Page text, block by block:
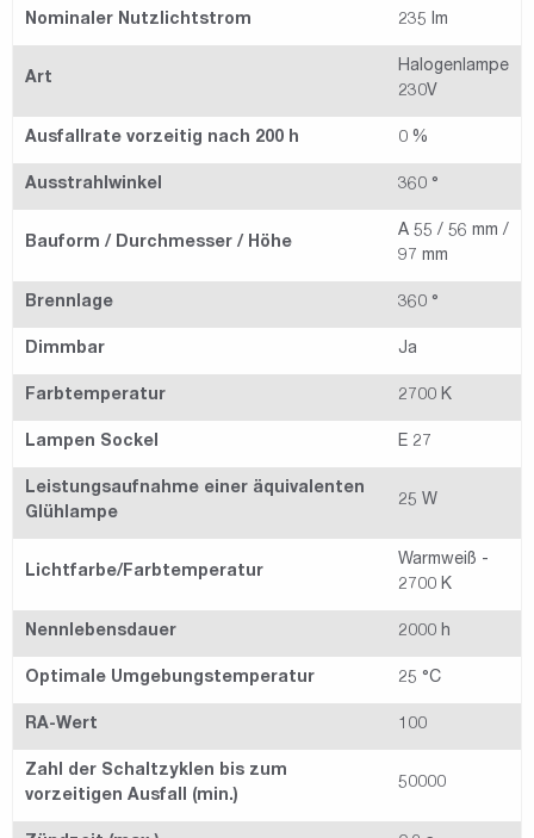
Nominaler Nutzlichtstrom 235 lm
Art
Halogenlampe
230V
Ausfallrate vorzeitig nach 200 h 0 %
Ausstrahlwinkel 360 °
Bauform / Durchmesser / Höhe
A 55 / 56 mm /
97 mm
Brennlage 360 °
Dimmbar Ja
Farbtemperatur 2700 K
Lampen Sockel E 27
Leistungsaufnahme einer äquivalenten
Glühlampe
25 W
Lichtfarbe/Farbtemperatur
Warmweiß -
2700 K
Nennlebensdauer 2000 h
Optimale Umgebungstemperatur 25 °C
RA-Wert 100
Zahl der Schaltzyklen bis zum
vorzeitigen Ausfall (min.)
50000